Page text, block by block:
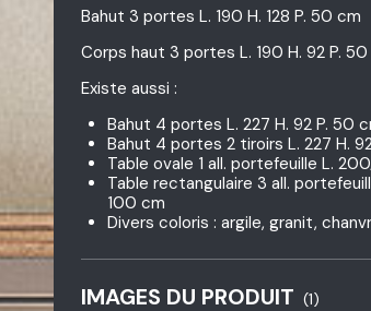
Bahut 3 portes L. 190 H. 128 P. 50 cm
Corps haut 3 portes L. 190 H. 92 P.
Existe aussi :
Bahut 4 portes L. 227 H. 92 P. 50
Bahut 4 portes 2 tiroirs L. 227 H.
Table ovale 1 all. portefeuille L.
Table rectangulaire 3 all.
100 cm
Divers coloris : argile, granit,
IMAGES DU PRODUIT (1)